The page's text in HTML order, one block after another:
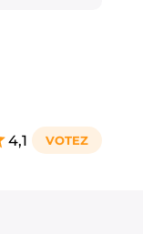
4,1